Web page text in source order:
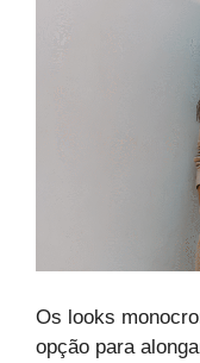
Os looks
opção para